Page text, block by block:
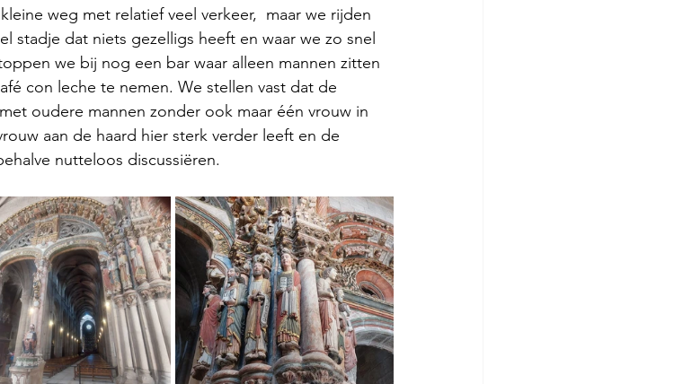
weg met relatief veel verkeer,  maar we rijden
stadje dat niets gezelligs heeft en waar we zo snel
we bij nog een bar waar alleen mannen zitten
con leche te nemen. We stellen vast dat de
oudere mannen zonder ook maar één vrouw in
aan de haard hier sterk verder leeft en de
nutteloos discussiëren.